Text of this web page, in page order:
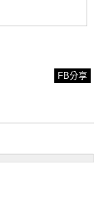
FB分享